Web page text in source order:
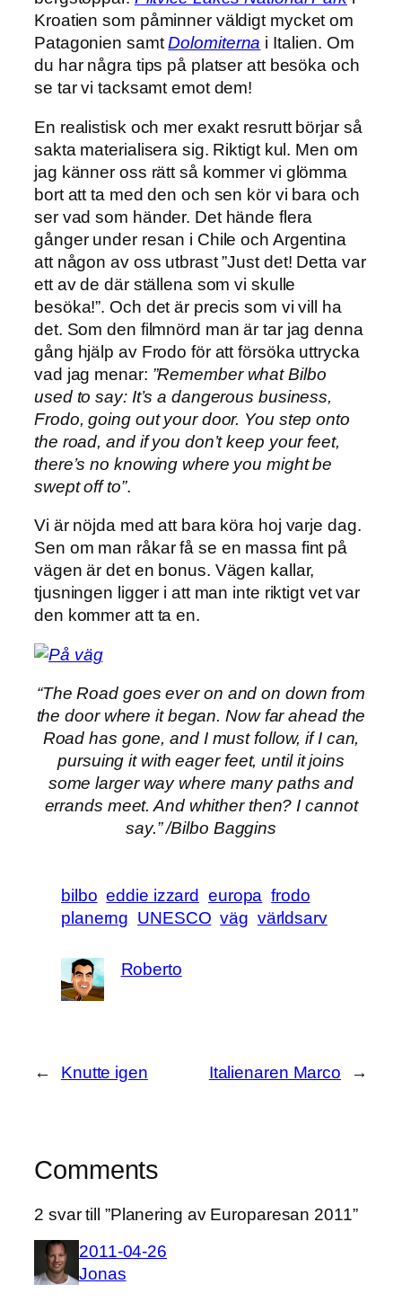
Kroatien som påminner väldigt mycket om
Patagonien samtDolomiterna i Italien. Om
du har några tips på platser att besöka och
se tar vi tacksamt emot dem!
En realistisk och mer exakt resrutt börjar så
sakta materialisera sig. Riktigt kul. Men om
jag känner oss rätt så kommer vi glömma
bort att ta med den och sen kör vi bara och
ser vad som händer. Det hände flera
gånger under resan i Chile och Argentina
att någon av oss utbrast ”Just det! Detta var
ett av de där ställena som vi skulle
besöka!”. Och det är precis som vi vill ha
det. Som den filmnörd man är tar jag denna
gång hjälp av Frodo för att försöka uttrycka
vad jag menar: ”Remember what Bilbo
used to say: It’s a dangerous business,
Frodo, going out your door. You step onto
the road, and if you don’t keep your feet,
there’s no knowing where you might be
swept off to”.
Vi är nöjda med att bara köra hoj varje dag.
Sen om man råkar få se en massa fint på
vägen är det en bonus. Vägen kallar,
tjusningen ligger i att man inte riktigt vet var
den kommer att ta en.
“The Road goes ever on and on down from
the door where it began. Now far ahead the
Road has gone, and I must follow, if I can,
pursuing it with eager feet, until it joins
some larger way where many paths and
errands meet. And whither then? I cannot
say.” /Bilbo Baggins
bilbo eddie izzard europa frodo
planerng UNESCO väg världsarv
Roberto
← Knutte igen Italienaren Marco →
Comments
2 svar till ”Planering av Europaresan 2011”
2011-04-26
Jonas